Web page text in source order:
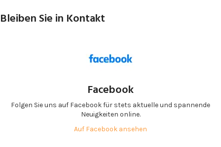
Bleiben Sie in Kontakt
Facebook
Folgen Sie uns auf Facebook für stets aktuelle und spannende
Neuigkeiten online.
Auf Facebook ansehen